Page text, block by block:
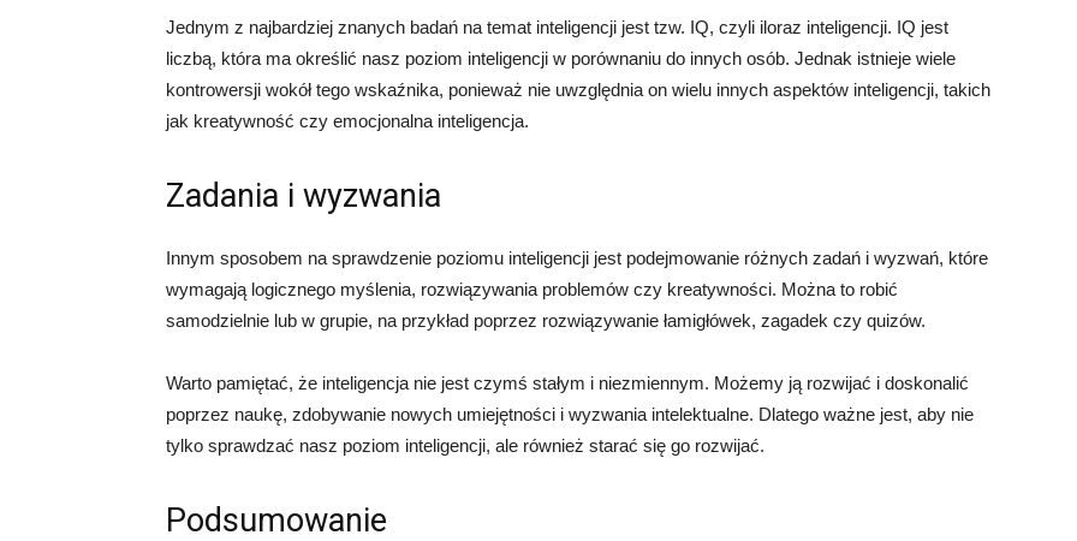
Jednym z najbardziej znanych badań na temat inteligencji jest tzw. IQ, czyli iloraz inteligencji. IQ jest
liczbą, która ma określić nasz poziom inteligencji w porównaniu do innych osób. Jednak istnieje wiele
kontrowersji wokół tego wskaźnika, ponieważ nie uwzględnia on wielu innych aspektów inteligencji, takich
jak kreatywność czy emocjonalna inteligencja.
Zadania i wyzwania
Innym sposobem na sprawdzenie poziomu inteligencji jest podejmowanie różnych zadań i wyzwań, które
wymagają logicznego myślenia, rozwiązywania problemów czy kreatywności. Można to robić
samodzielnie lub w grupie, na przykład poprzez rozwiązywanie łamigłówek, zagadek czy quizów.
Warto pamiętać, że inteligencja nie jest czymś stałym i niezmiennym. Możemy ją rozwijać i doskonalić
poprzez naukę, zdobywanie nowych umiejętności i wyzwania intelektualne. Dlatego ważne jest, aby nie
tylko sprawdzać nasz poziom inteligencji, ale również starać się go rozwijać.
Podsumowanie